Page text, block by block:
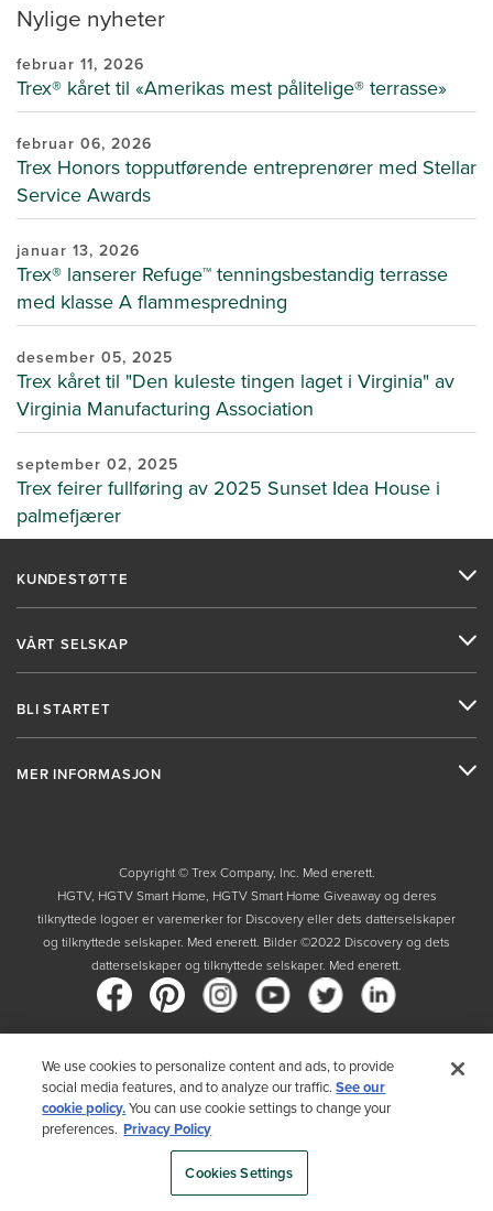
Nylige nyheter
februar 11, 2026
Trex® kåret til «Amerikas mest pålitelige® terrasse»
februar 06, 2026
Trex Honors topputførende entreprenører med Stellar
Service Awards
januar 13, 2026
Trex® lanserer Refuge™ tenningsbestandig terrasse
med klasse A flammespredning
desember 05, 2025
Trex kåret til "Den kuleste tingen laget i Virginia" av
Virginia Manufacturing Association
september 02, 2025
Trex feirer fullføring av 2025 Sunset Idea House i
palmefjærer
KUNDESTØTTE
VÅRT SELSKAP
BLI STARTET
MER INFORMASJON
Copyright © Trex Company, Inc. Med enerett.
HGTV, HGTV Smart Home, HGTV Smart Home Giveaway og deres
tilknyttede logoer er varemerker for Discovery eller dets datterselskaper
og tilknyttede selskaper. Med enerett. Bilder ©2022 Discovery og dets
datterselskaper og tilknyttede selskaper. Med enerett.
Land
Ved å velge ditt land, erkjenner du at du har lest Trex' retningslinjer for
We use cookies to personalize content and ads, to provide
social media features, and to analyze our traffic.See our
cookie policy.You can use cookie settings to change your
preferences. Privacy Policy
Cookies Settings